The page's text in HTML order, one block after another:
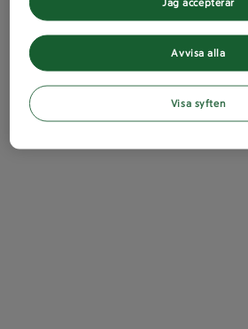
Avvisa alla
Jag accepterar
Visa syften